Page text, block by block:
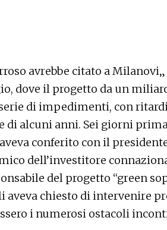
avrebbe citato a
dove il progetto da un
di impedimenti, con
di alcuni anni. Sei giorni
conferito con il
dell’investitore
del progetto “green
aveva chiesto di intervenire
i numerosi ostacoli